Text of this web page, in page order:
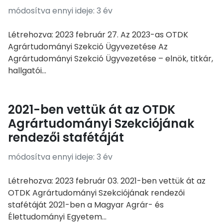
módosítva ennyi ideje: 3 év
Létrehozva: 2023 február 27. Az 2023-as OTDK
Agrártudományi Szekció Ügyvezetése Az
Agrártudományi Szekció Ügyvezetése – elnök, titkár,
hallgatói...
2021-ben vettük át az OTDK
Agrártudományi Szekciójának
rendezői stafétáját
módosítva ennyi ideje: 3 év
Létrehozva: 2023 február 03. 2021-ben vettük át az
OTDK Agrártudományi Szekciójának rendezői
stafétáját 2021-ben a Magyar Agrár- és
Élettudományi Egyetem...